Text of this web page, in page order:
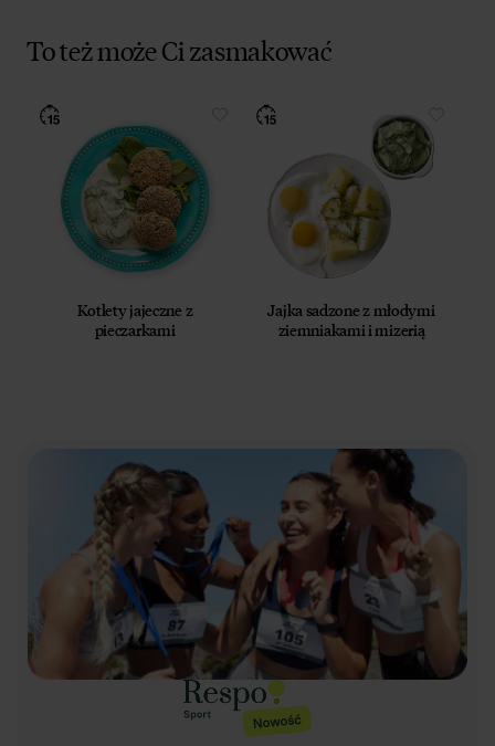
To też może Ci zasmakować
Kotlety jajeczne z
pieczarkami
Jajka sadzone z młodymi
ziemniakami i mizerią